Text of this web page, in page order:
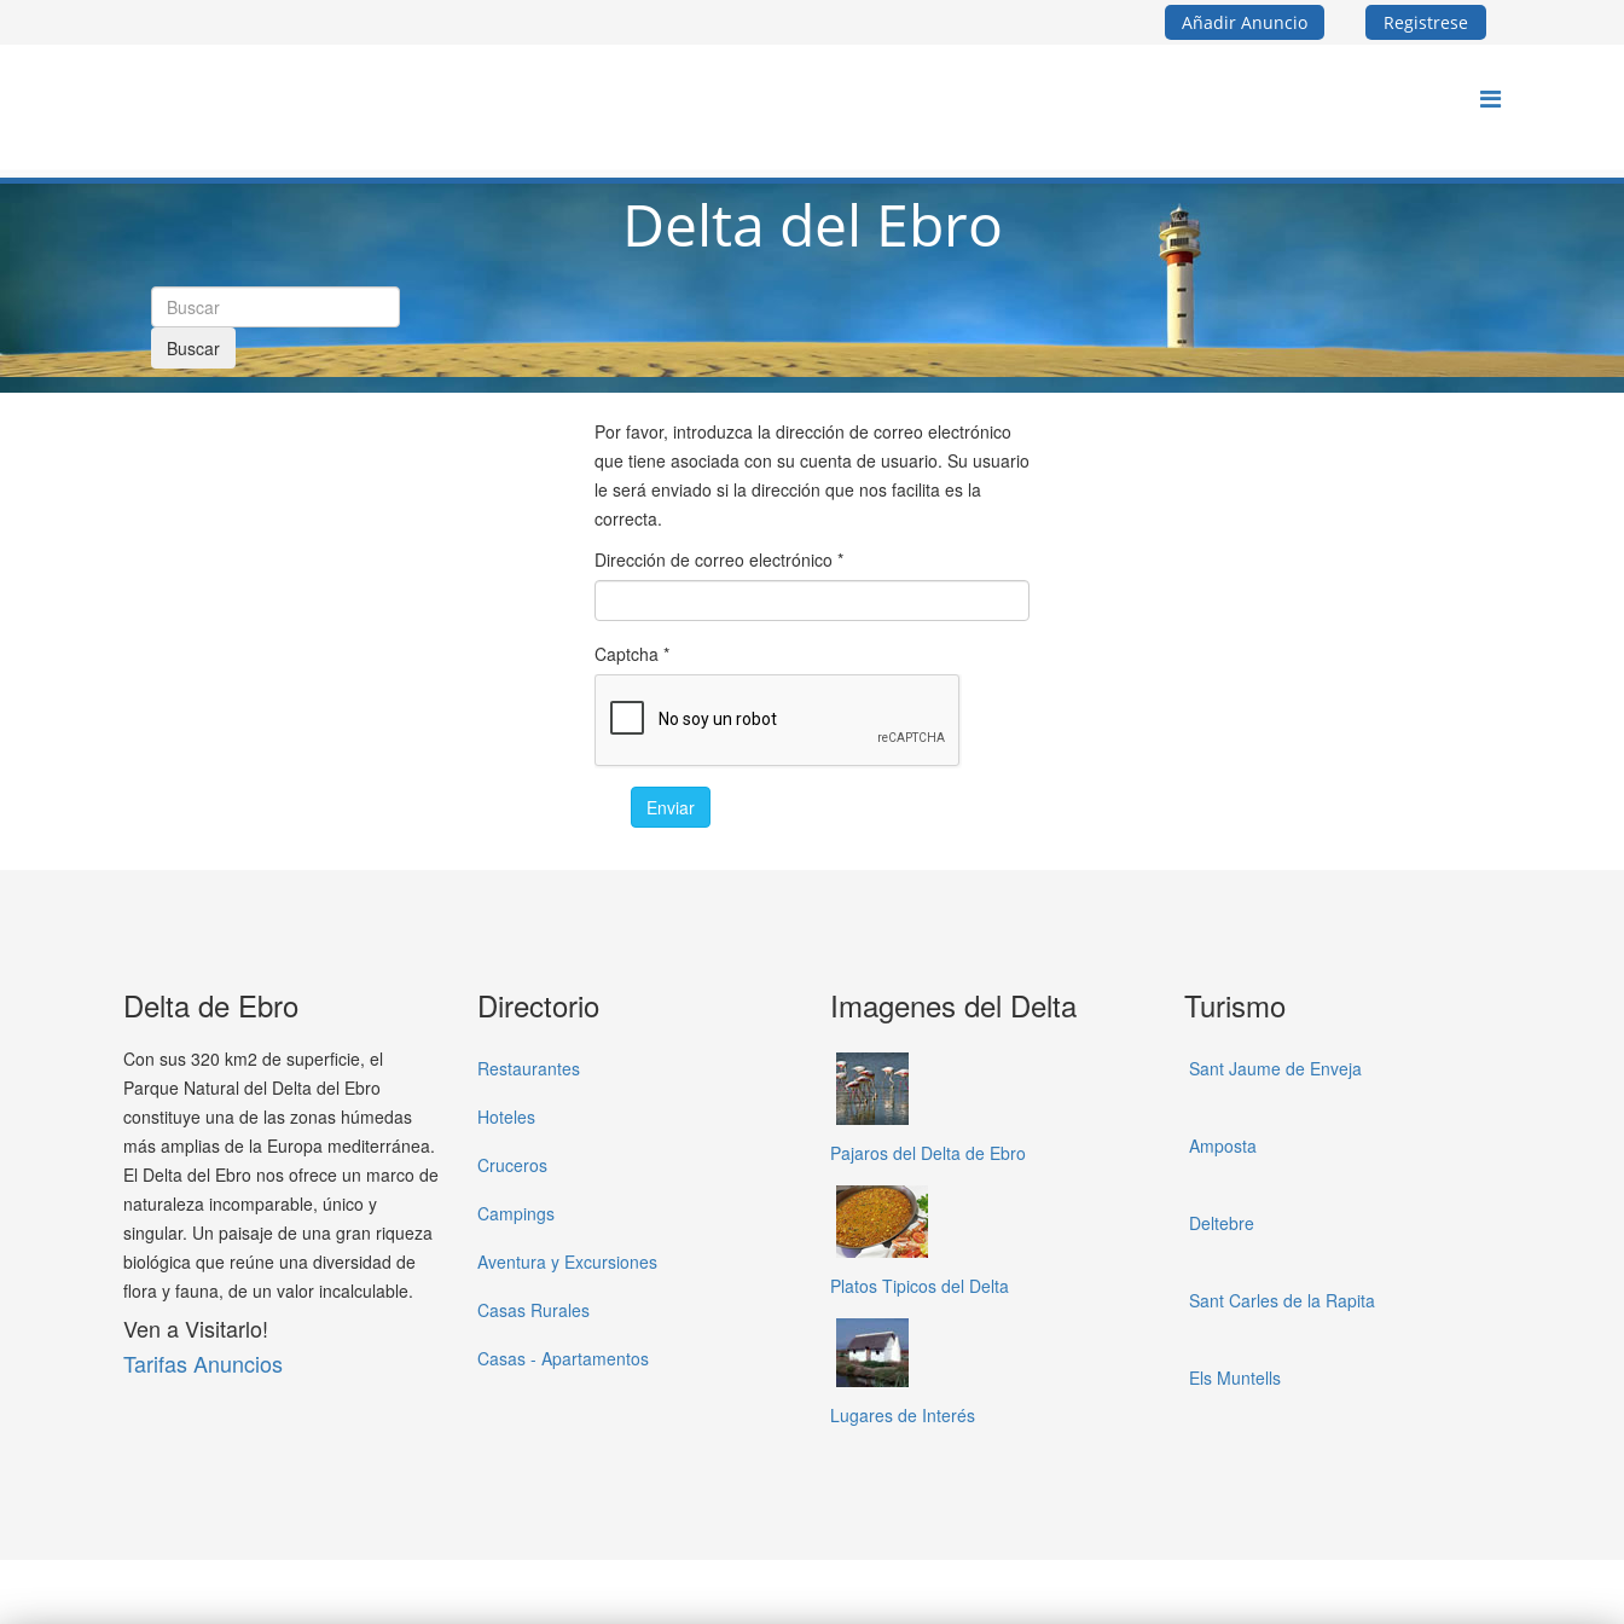
Añadir Anuncio Registrese
Delta del Ebro
Buscar
Por favor, introduzca la dirección de correo electrónico
que tiene asociada con su cuenta de usuario. Su usuario
le será enviado si la dirección que nos facilita es la
correcta.
Dirección de correo electrónico *
Captcha *
Enviar
Delta de Ebro
Con sus 320 km2 de superficie, el
Parque Natural del Delta del Ebro
constituye una de las zonas húmedas
más amplias de la Europa mediterránea.
El Delta del Ebro nos ofrece un marco de
naturaleza incomparable, único y
singular. Un paisaje de una gran riqueza
biológica que reúne una diversidad de
flora y fauna, de un valor incalculable.
Ven a Visitarlo!
Tarifas Anuncios
Directorio
Restaurantes
Hoteles
Cruceros
Campings
Aventura y Excursiones
Casas Rurales
Casas - Apartamentos
Imagenes del Delta
Pajaros del Delta de Ebro
Platos Tipicos del Delta
Lugares de Interés
Turismo
Sant Jaume de Enveja
Amposta
Deltebre
Sant Carles de la Rapita
Els Muntells